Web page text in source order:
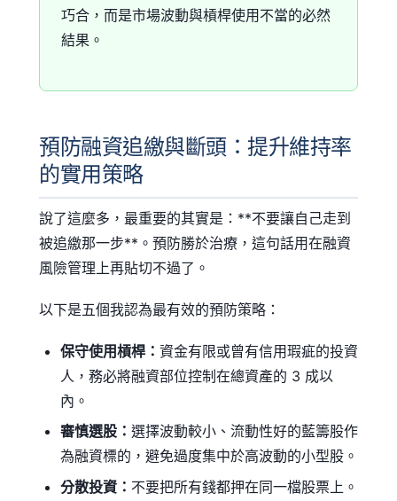
巧合，而是市場波動與槓桿使用不當的必然
結果。
預防融資追繳與斷頭：提升維持率
的實用策略
說了這麼多，最重要的其實是：**不要讓自己走到
被追繳那一步**。預防勝於治療，這句話用在融資
風險管理上再貼切不過了。
以下是五個我認為最有效的預防策略：
保守使用槓桿： 資金有限或曾有信用瑕疵的投資
人，務必將融資部位控制在總資產的 3 成以
內。
審慎選股： 選擇波動較小、流動性好的藍籌股作
為融資標的，避免過度集中於高波動的小型股。
分散投資： 不要把所有錢都押在同一檔股票上。